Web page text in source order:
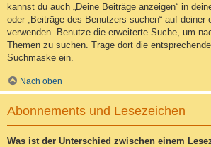
kannst du auch „Deine Beiträge anzeigen“ in
oder „Beiträge des Benutzers suchen“ auf deiner
verwenden. Benutze die erweiterte Suche, um
Themen zu suchen. Trage dort die
Suchmaske ein.
Nach oben
Abonnements und Lesezeichen
Was ist der Unterschied zwischen einem